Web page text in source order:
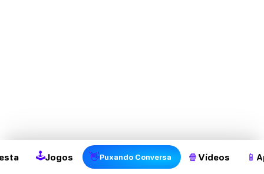
🕹Jogos 👋Puxando Conversa 🍿 Vídeos 📱